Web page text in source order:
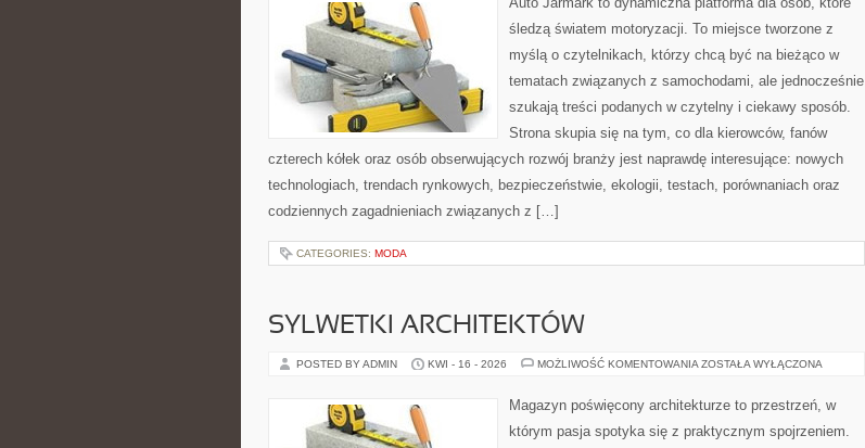
śledzą światem motoryzacji. To miejsce tworzone z
myślą o czytelnikach, którzy chcą być na bieżąco w
tematach związanych z samochodami, ale jednocześnie
szukają treści podanych w czytelny i ciekawy sposób.
Strona skupia się na tym, co dla kierowców, fanów
czterech kółek oraz osób obserwujących rozwój branży jest naprawdę interesujące: nowych
technologiach, trendach rynkowych, bezpieczeństwie, ekologii, testach, porównaniach oraz
codziennych zagadnieniach związanych z […]
CATEGORIES: MODA
SYLWETKI ARCHITEKTÓW
POSTED BY ADMIN KWI - 16 - 2026 MOŻLIWOŚĆ KOMENTOWANIA SYLWETKI
ZOSTAŁA WYŁĄCZONA
Magazyn poświęcony architekturze to przestrzeń, w
którym pasja spotyka się z praktycznym spojrzeniem.